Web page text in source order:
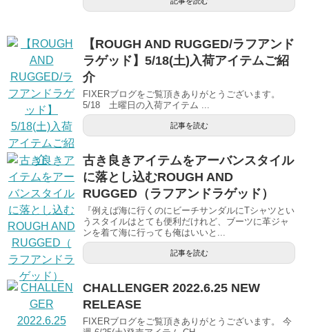
【ROUGH AND RUGGED/ラフアンド
ラゲッド】5/18(土)入荷アイテムご紹
介
FIXERブログをご覧頂きありがとうございます。
5/18 土曜日の入荷アイテム ...
記事を読む
古き良きアイテムをアーバンスタイル
に落とし込むROUGH AND
RUGGED（ラフアンドラゲッド）
『例えば海に行くのにビーチサンダルにTシャツとい
うスタイルはとても便利だけれど、ブーツに革ジャ
ンを着て海に行っても俺はいいと...
記事を読む
CHALLENGER 2022.6.25 NEW
RELEASE
FIXERブログをご覧頂きありがとうございます。 今